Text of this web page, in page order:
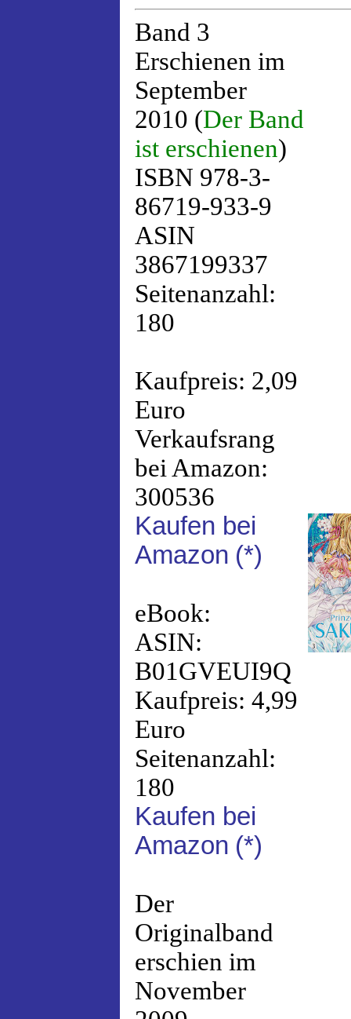
Band 3
Erschienen im
September
2010 (Der Band
ist erschienen)
ISBN 978-3-
86719-933-9
ASIN
3867199337
Seitenanzahl:
180
Kaufpreis: 2,09
Euro
Verkaufsrang
bei Amazon:
300536
Kaufen bei
Amazon (*)
eBook:
ASIN:
B01GVEUI9Q
Kaufpreis: 4,99
Euro
Seitenanzahl:
180
Kaufen bei
Amazon (*)
Der
Originalband
erschien im
November